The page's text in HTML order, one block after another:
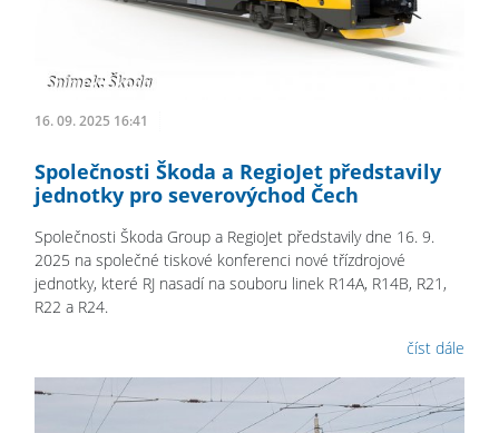
16. 09. 2025 16:41
Společnosti Škoda a RegioJet představily
jednotky pro severovýchod Čech
Společnosti Škoda Group a RegioJet představily dne 16. 9.
2025 na společné tiskové konferenci nové třízdrojové
jednotky, které RJ nasadí na souboru linek R14A, R14B, R21,
R22 a R24.
číst dále